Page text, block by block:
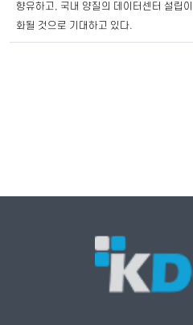
향유하고, 국내 양질의 데이터센터 설립
화될 것으로 기대하고 있다.​